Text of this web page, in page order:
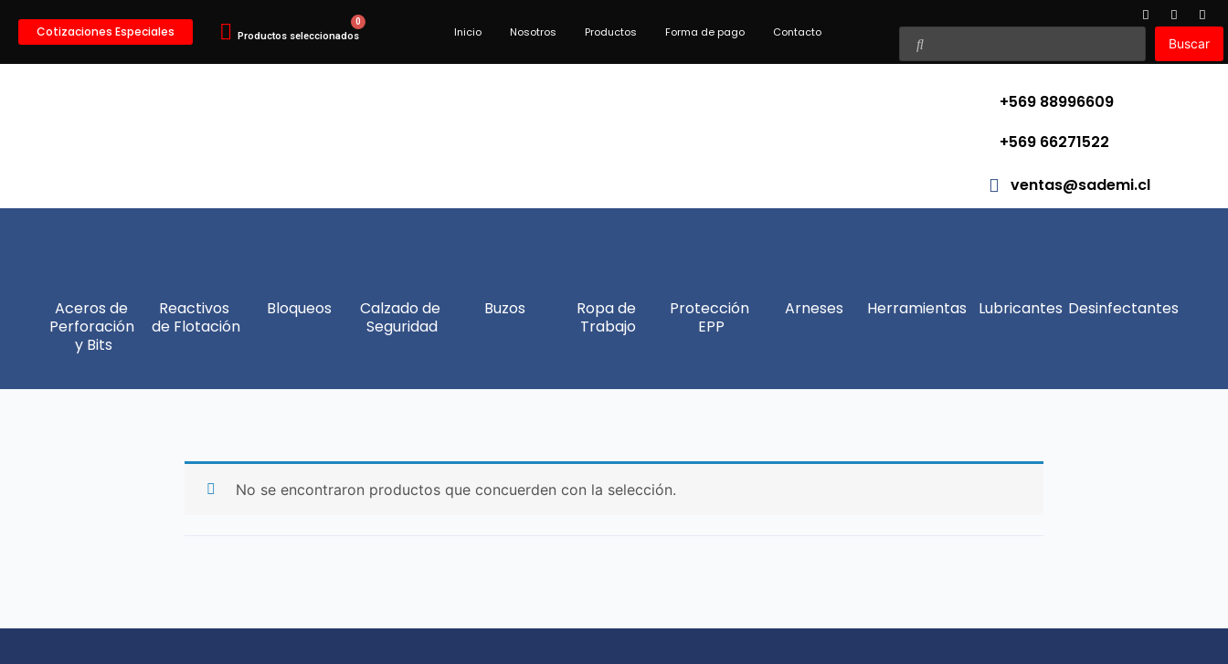
Cotizaciones Especiales Inicio Nosotros Productos Forma de pago Contacto
Buscar
+569 88996609
+569 66271522
ventas@sademi.cl
Aceros de
Perforación
y Bits
Reactivos
de Flotación
Bloqueos
Calzado de
Seguridad
Buzos
Ropa de
Trabajo
Protección
EPP
Arneses Herramientas Lubricantes Desinfectantes
No se encontraron productos que concuerden con la selección.